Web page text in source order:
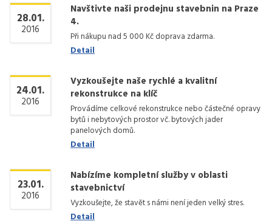
28.01.
2016
Navštivte naši prodejnu stavebnin na Praze
4.
Při nákupu nad 5 000 Kč doprava zdarma.
Detail
24.01.
2016
Vyzkoušejte naše rychlé a kvalitní
rekonstrukce na klíč
Provádíme celkové rekonstrukce nebo částečné opravy
bytů i nebytových prostor vč. bytových jader
panelových domů.
Detail
23.01.
2016
Nabízíme kompletní služby v oblasti
stavebnictví
Vyzkoušejte, že stavět s námi není jeden velký stres.
Detail